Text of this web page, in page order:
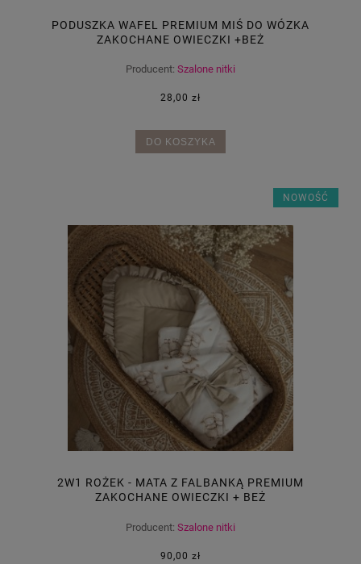
PODUSZKA WAFEL PREMIUM MIŚ DO WÓZKA
ZAKOCHANE OWIECZKI +BEŻ
Producent: Szalone nitki
28,00 zł
DO KOSZYKA
2W1 ROŻEK - MATA Z FALBANKĄ PREMIUM
ZAKOCHANE OWIECZKI + BEŻ
Producent: Szalone nitki
90,00 zł
NOWOŚĆ